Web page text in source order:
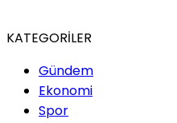
KATEGORİLER
Gündem
Ekonomi
Spor